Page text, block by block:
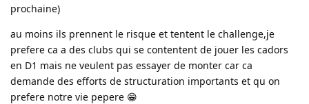
prochaine)
au moins ils prennent le risque et tentent le challenge,je
prefere ca a des clubs qui se contentent de jouer les cadors
en D1 mais ne veulent pas essayer de monter car ca
demande des efforts de structuration importants et qu on
prefere notre vie pepere 😁